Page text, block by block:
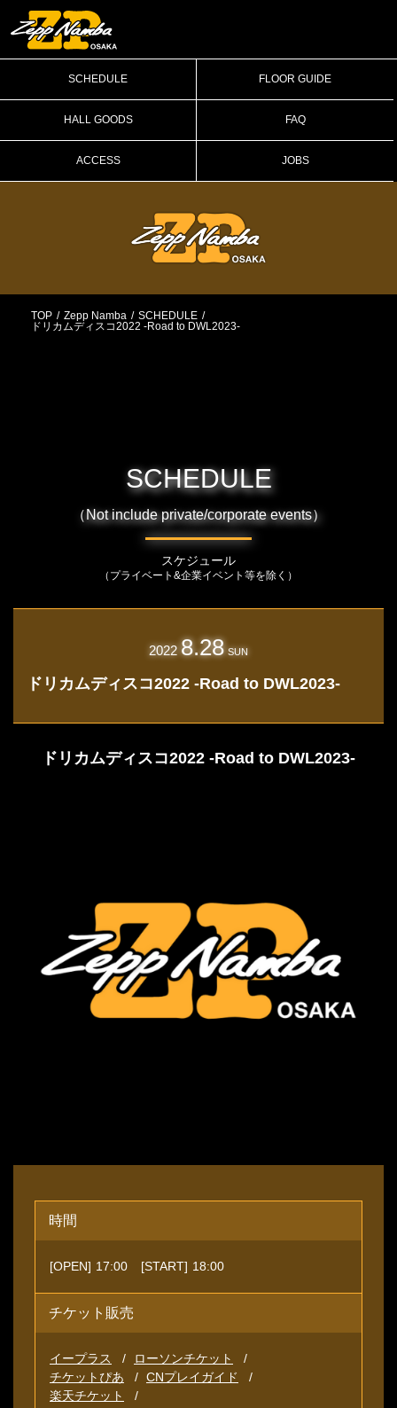
SCHEDULE FLOOR GUIDE
HALL GOODS FAQ
ACCESS JOBS
TOP Zepp Namba
SCHEDULE
ドリカムディスコ2022 -Road to DWL2023-
SCHEDULE
（Not include private/corporate events）
スケジュール
（プライベート&企業イベント等を除く）
2022 8.28 SUN
ドリカムディスコ2022 -Road to DWL2023-
ドリカムディスコ2022 -Road to DWL2023-
時間
[OPEN] 17:00 [START] 18:00
チケット販売
イープラス
ローソンチケット
チケットぴあ
CNプレイガイド
楽天チケット